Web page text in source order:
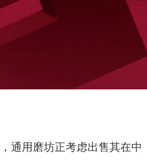
通用磨坊正考虑出售其在中